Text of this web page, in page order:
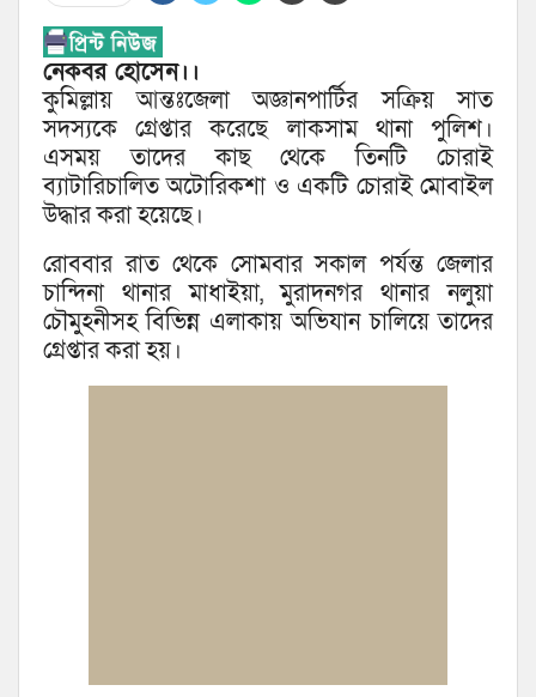
নেকবর হোসেন।।
কুমিল্লায় আন্তঃজেলা অজ্ঞানপার্টির সক্রিয় সাত
সদস্যকে গ্রেপ্তার করেছে লাকসাম থানা পুলিশ।
এসময় তাদের কাছ থেকে তিনটি চোরাই
ব্যাটারিচালিত অটোরিকশা ও একটি চোরাই মোবাইল
উদ্ধার করা হয়েছে।
রোববার রাত থেকে সোমবার সকাল পর্যন্ত জেলার
চান্দিনা থানার মাধাইয়া, মুরাদনগর থানার নলুয়া
চৌমুহনীসহ বিভিন্ন এলাকায় অভিযান চালিয়ে তাদের
গ্রেপ্তার করা হয়।